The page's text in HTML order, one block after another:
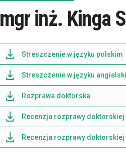
mgr inż. Kinga
Streszczenie w języku polskim
Streszczenie w języku
Rozprawa doktorska
Recenzja rozprawy doktorskiej
Recenzja rozprawy doktorskiej